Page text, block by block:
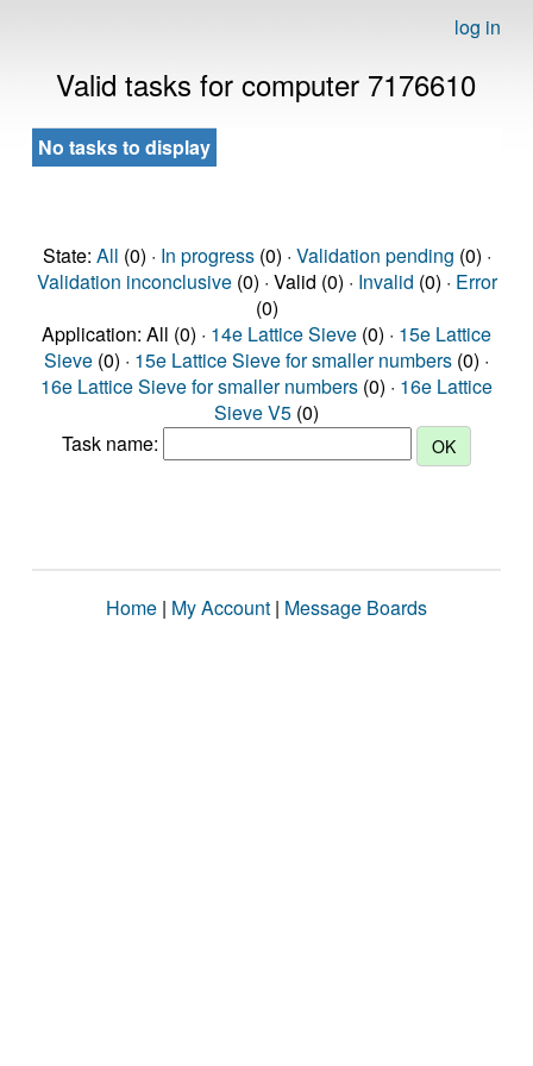
log in
Valid tasks for computer 7176610
No tasks to display
State: All (0) · In progress(0) · Validation pending (0) ·
Validation inconclusive(0) · Valid (0) · Invalid (0) · Error
(0)
Application: All (0) · 14e Lattice Sieve (0) · 15e Lattice
Sieve (0) · 15e Lattice Sieve for smaller numbers (0) ·
16e Lattice Sieve for smaller numbers (0) · 16e Lattice
Sieve V5 (0)
Task name:
Home | My Account | Message Boards